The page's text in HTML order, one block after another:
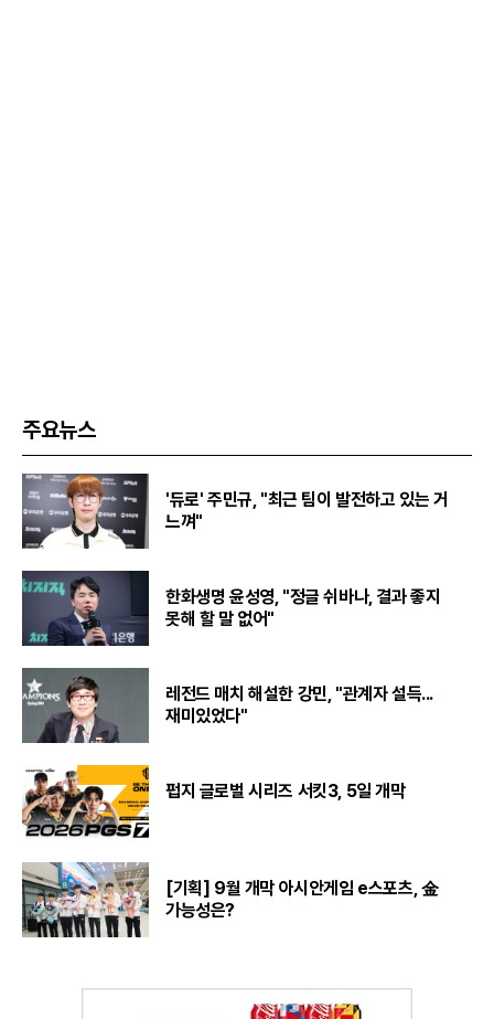
주요뉴스
'듀로' 주민규, "최근 팀이 발전하고 있는 거
느껴"
한화생명 윤성영, "정글 쉬바나, 결과 좋지
못해 할 말 없어"
레전드 매치 해설한 강민, "관계자 설득...
재미있었다"
펍지 글로벌 시리즈 서킷3, 5일 개막
[기획] 9월 개막 아시안게임 e스포츠, 金
가능성은?